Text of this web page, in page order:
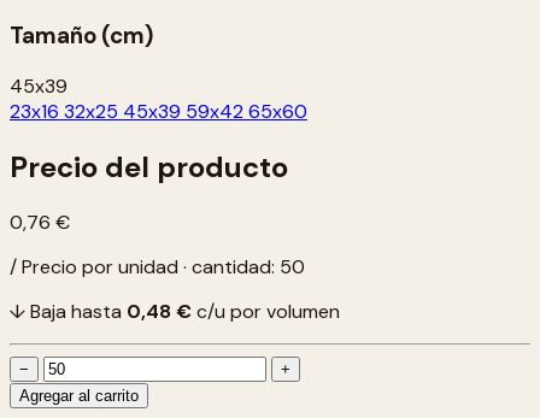
Tamaño (cm)
45x39
23x16 32x25 45x39 59x42 65x60
Precio del producto
0,76 €
/ Precio por unidad · cantidad: 50
↓ Baja hasta 0,48 €c/u por volumen
−
+
Agregar al carrito